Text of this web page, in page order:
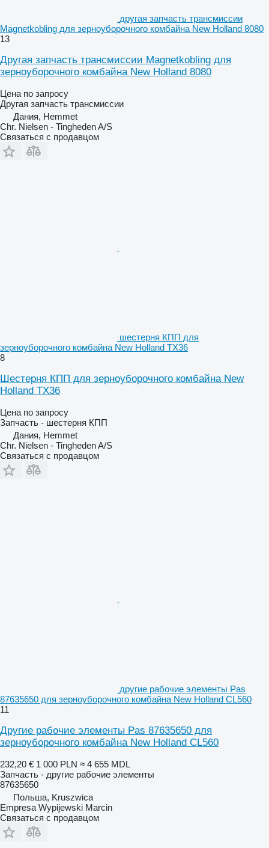
другая запчасть трансмиссии
Magnetkobling для зерноуборочного комбайна New Holland 8080
13
Другая запчасть трансмиссии Magnetkobling для
зерноуборочного комбайна New Holland 8080
Цена по запросу
Другая запчасть трансмиссии
Дания, Hemmet
Chr. Nielsen - Tingheden A/S
Связаться с продавцом
шестерня КПП для
зерноуборочного комбайна New Holland TX36
8
Шестерня КПП для зерноуборочного комбайна New
Holland TX36
Цена по запросу
Запчасть - шестерня КПП
Дания, Hemmet
Chr. Nielsen - Tingheden A/S
Связаться с продавцом
другие рабочие элементы Pas
87635650 для зерноуборочного комбайна New Holland CL560
11
Другие рабочие элементы Pas 87635650 для
зерноуборочного комбайна New Holland CL560
232,20 € 1 000 PLN ≈ 4 655 MDL
Запчасть - другие рабочие элементы
87635650
Польша, Kruszwica
Empresa Wypijewski Marcin
Связаться с продавцом